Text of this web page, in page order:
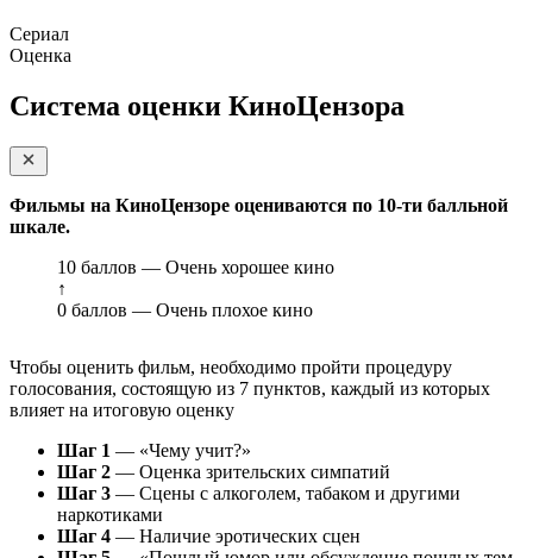
Сериал
Оценка
Система оценки КиноЦензора
Фильмы на КиноЦензоре оцениваются по 10-ти балльной
шкале.
10 баллов — Очень хорошее кино
↑
0 баллов — Очень плохое кино
Чтобы оценить фильм, необходимо пройти процедуру
голосования, состоящую из 7 пунктов, каждый из которых
влияет на итоговую оценку
Шаг 1 — «Чему учит?»
Шаг 2 — Оценка зрительских симпатий
Шаг 3 — Сцены с алкоголем, табаком и другими
наркотиками
Шаг 4 — Наличие эротических сцен